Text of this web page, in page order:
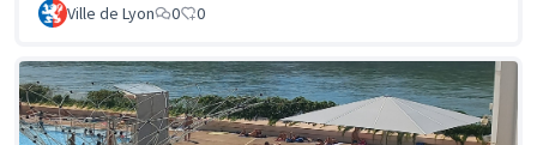
Ville de Lyon
0 0